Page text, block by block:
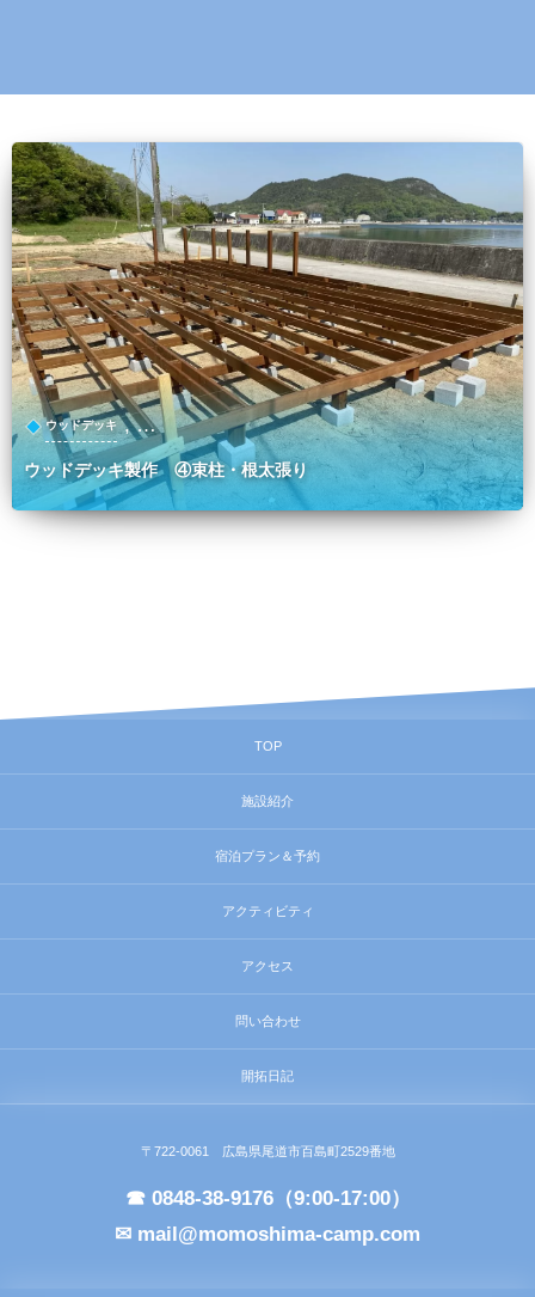
ウッドデッキ , …
ウッドデッキ製作 ④束柱・根太張り
TOP
施設紹介
宿泊プラン＆予約
アクティビティ
アクセス
問い合わせ
開拓日記
〒722-0061 広島県尾道市百島町2529番地
☎ 0848-38-9176（9:00-17:00）
✉ mail@momoshima-camp.com